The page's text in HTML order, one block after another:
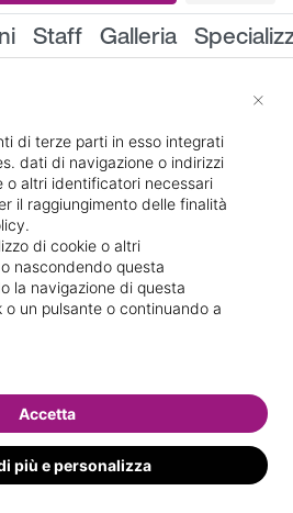
Staff Galleria
Indicazioni stradali
di terze parti in esso integrati
dati di navigazione o indirizzi
o altri identificatori necessari
il raggiungimento delle finalità
di cookie o altri
nascondendo questa
la navigazione di questa
un pulsante o continuando a
più e personalizza
Accetta
×